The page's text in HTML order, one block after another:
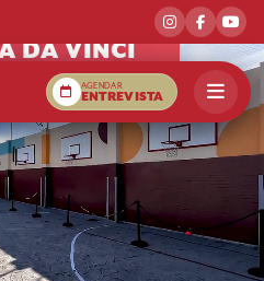
AGENDAR
ENTREVISTA
con otros
DA VINCI